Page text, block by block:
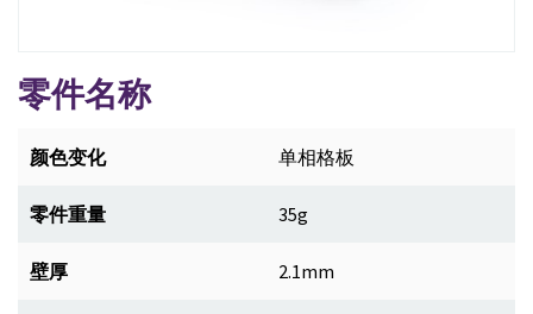
零件名称
颜色变化 单相格板
零件重量 35g
壁厚 2.1mm